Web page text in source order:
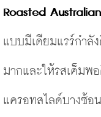
Roasted
แบบมีเดียมแรร์กำลั
มากและให้รสเค็มพ
แครอทสไลด์บางซ้อ